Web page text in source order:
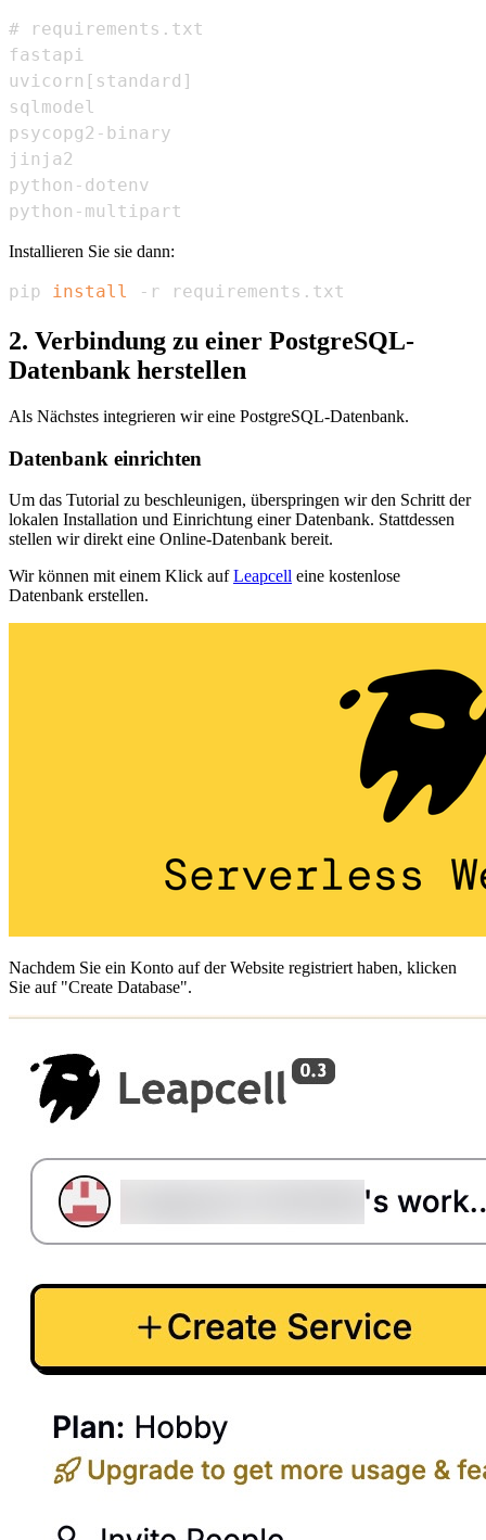
python-multipart
Installieren Sie sie dann:
pip install -r requirements.txt
2. Verbindung zu einer PostgreSQL-
Datenbank herstellen
Als Nächstes integrieren wir eine PostgreSQL-Datenbank.
Datenbank einrichten
Um das Tutorial zu beschleunigen, überspringen wir den Schritt der
lokalen Installation und Einrichtung einer Datenbank. Stattdessen
stellen wir direkt eine Online-Datenbank bereit.
Wir können mit einem Klick aufLeapcell eine kostenlose
Datenbank erstellen.
Nachdem Sie ein Konto auf der Website registriert haben, klicken
Sie auf "Create Database".